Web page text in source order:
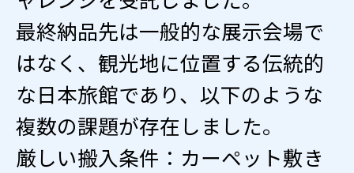
最終納品先は一般的な展示会場で
はなく、観光地に位置する伝統的
な日本旅館であり、以下のような
複数の課題が存在しました。
厳しい搬入条件：カーペット敷き